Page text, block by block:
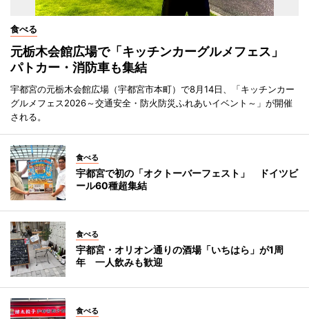
食べる
元栃木会館広場で「キッチンカーグルメフェス」
パトカー・消防車も集結
宇都宮の元栃木会館広場（宇都宮市本町）で8月14日、「キッチンカー
グルメフェス2026～交通安全・防火防災ふれあいイベント～」が開催
される。
食べる
宇都宮で初の「オクトーバーフェスト」 ドイツビ
ール60種超集結
食べる
宇都宮・オリオン通りの酒場「いちはら」が1周
年 一人飲みも歓迎
食べる